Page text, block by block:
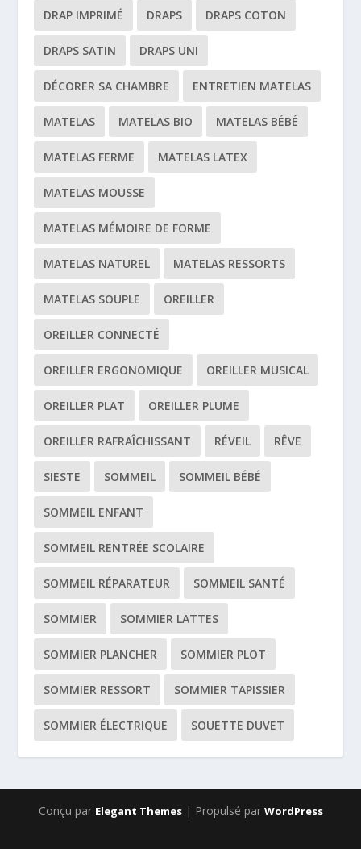
DRAP IMPRIMÉ DRAPS DRAPS COTON
DRAPS SATIN DRAPS UNI
DÉCORER SA CHAMBRE ENTRETIEN MATELAS
MATELAS MATELAS BIO MATELAS BÉBÉ
MATELAS FERME MATELAS LATEX
MATELAS MOUSSE
MATELAS MÉMOIRE DE FORME
MATELAS NATUREL MATELAS RESSORTS
MATELAS SOUPLE OREILLER
OREILLER CONNECTÉ
OREILLER ERGONOMIQUE OREILLER MUSICAL
OREILLER PLAT OREILLER PLUME
OREILLER RAFRAÎCHISSANT RÉVEIL RÊVE
SIESTE SOMMEIL SOMMEIL BÉBÉ
SOMMEIL ENFANT
SOMMEIL RENTRÉE SCOLAIRE
SOMMEIL RÉPARATEUR SOMMEIL SANTÉ
SOMMIER SOMMIER LATTES
SOMMIER PLANCHER SOMMIER PLOT
SOMMIER RESSORT SOMMIER TAPISSIER
SOMMIER ÉLECTRIQUE SOUETTE DUVET
Conçu par Elegant Themes| Propulsé par WordPress